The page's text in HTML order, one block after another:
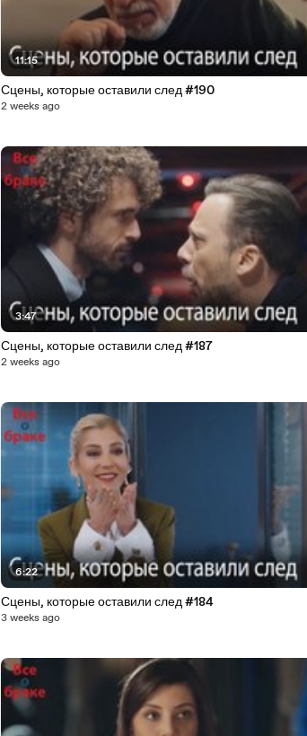
11:15
Сцены, которые оставили след #190
2 weeks ago
3:47
Сцены, которые оставили след #187
2 weeks ago
6:22
Сцены, которые оставили след #184
3 weeks ago